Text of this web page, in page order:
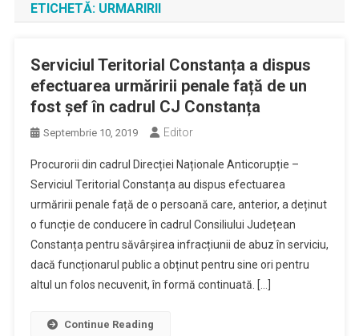
ETICHETĂ: URMARIRII
Serviciul Teritorial Constanța a dispus
efectuarea urmăririi penale față de un
fost șef în cadrul CJ Constanța
Septembrie 10, 2019 Editor
Procurorii din cadrul Direcției Naționale Anticorupție –
Serviciul Teritorial Constanța au dispus efectuarea
urmăririi penale față de o persoană care, anterior, a deținut
o funcție de conducere în cadrul Consiliului Județean
Constanța pentru săvârșirea infracțiunii de abuz în serviciu,
dacă funcționarul public a obținut pentru sine ori pentru
altul un folos necuvenit, în formă continuată. […]
Continue Reading